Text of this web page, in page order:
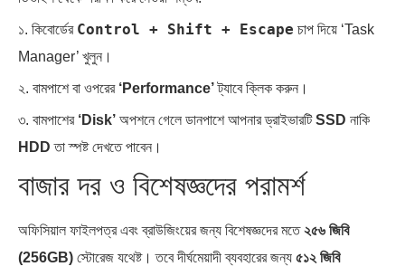
১. কিবোর্ডের Control + Shift + Escape চাপ দিয়ে ‘Task
Manager’ খুলুন।
২. বামপাশে বা ওপরের ‘Performance’ট্যাবে ক্লিক করুন।
৩. বামপাশের ‘Disk’ অপশনে গেলে ডানপাশে আপনার ড্রাইভারটিSSD নাকি
HDD তা স্পষ্ট দেখতে পাবেন।
বাজার দর ও বিশেষজ্ঞদের পরামর্শ
অফিসিয়াল ফাইলপত্র এবং ব্রাউজিংয়ের জন্য বিশেষজ্ঞদের মতে২৫৬ জিবি
(256GB) স্টোরেজ যথেষ্ট। তবে দীর্ঘমেয়াদী ব্যবহারের জন্য ৫১২ জিবি